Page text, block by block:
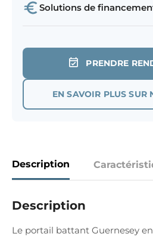
Solutions de
PRENDRE
EN SAVOIR PLUS SUR
Description
Description
Le portail battant Guernesey